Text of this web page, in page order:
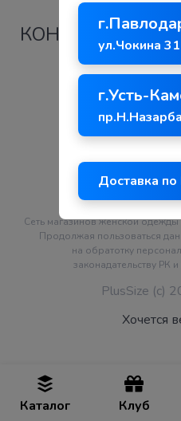
ул.Чокина 31
г.Усть-
Доставка по
Каталог Клуб
КОНТАКТЫ И
Сеть магазинов женской
Продолжая пользоваться
на обратотку
законадательству РК
PlusSize (c)
Хочется